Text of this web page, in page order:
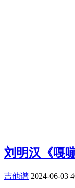
刘明汉《嘎
吉他谱 2024-06-03